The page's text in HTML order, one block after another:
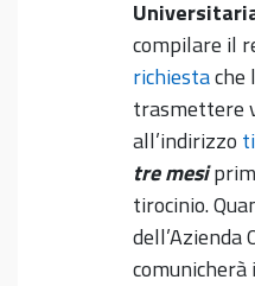
compilare il
richiestache
trasmettere
all’indirizzo
tre mesi
tirocinio.